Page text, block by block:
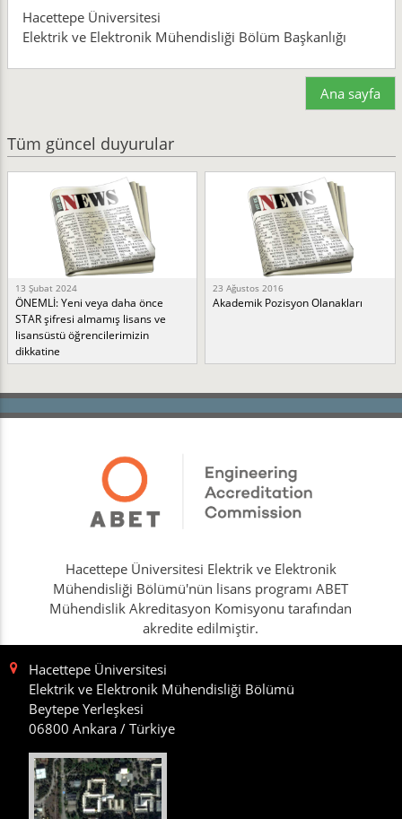
Hacettepe Üniversitesi
Elektrik ve Elektronik Mühendisliği Bölüm Başkanlığı
Ana sayfa
Tüm güncel duyurular
13 Şubat 2024
ÖNEMLİ: Yeni veya daha önce
STAR şifresi almamış lisans ve
lisansüstü öğrencilerimizin
dikkatine
23 Ağustos 2016
Akademik Pozisyon Olanakları
Hacettepe Üniversitesi Elektrik ve Elektronik
Mühendisliği Bölümü'nün lisans programı ABET
Mühendislik Akreditasyon Komisyonu tarafından
akredite edilmiştir.
Hacettepe Üniversitesi
Elektrik ve Elektronik Mühendisliği Bölümü
Beytepe Yerleşkesi
06800 Ankara / Türkiye